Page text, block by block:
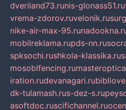
dveriland73.runis-glonass51.ru
vrema-zdorov.ruvelonik.ru
nike-air-max-95.ru
mobilreklama.rupds-nn.ru
spksochi.rushkola-klassika.ru
mosoblfencing.ru
iration.rudevanagari.ru
dk-tulamash.rus-dez-s.ru
asoftdoc.ruscifichannel.ru